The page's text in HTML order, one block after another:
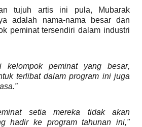
tujuh artis ini pula, Mubarak
adalah nama-nama besar dan
peminat tersendiri dalam industri
kelompok peminat yang besar,
terlibat dalam program ini juga
setia mereka tidak akan
hadir ke program tahunan ini,"